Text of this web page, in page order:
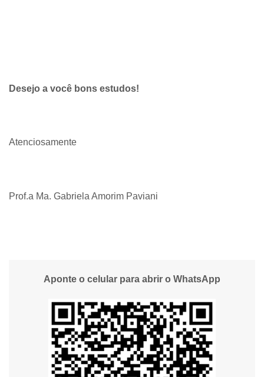
Desejo a você bons estudos!
Atenciosamente
Prof.a Ma. Gabriela Amorim Paviani
Aponte o celular para abrir o WhatsApp